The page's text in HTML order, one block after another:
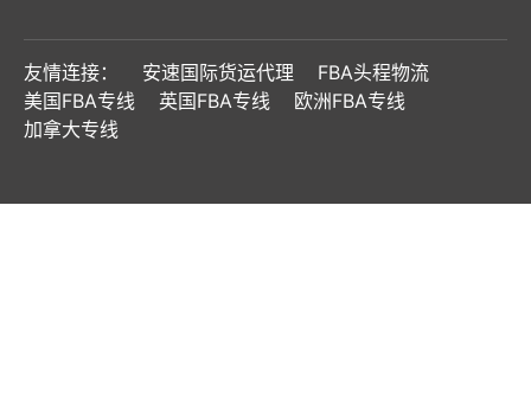
友情连接： 安速国际货运代理
FBA头程物流
美国FBA专线
英国FBA专线
欧洲FBA专线
加拿大专线